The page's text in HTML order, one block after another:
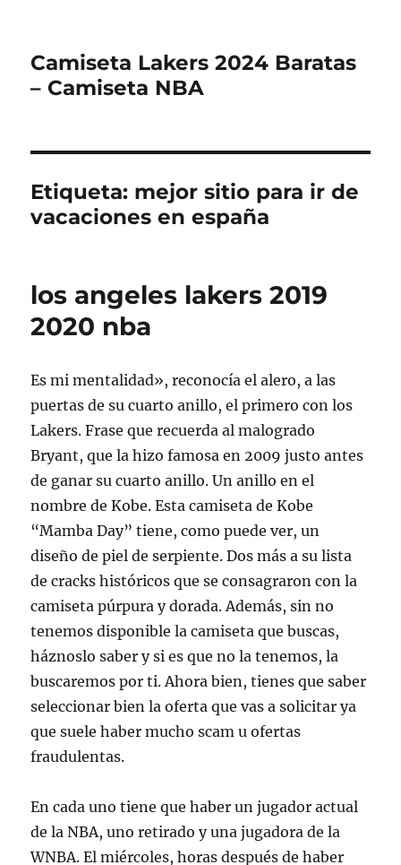
Camiseta Lakers 2024 Baratas
– Camiseta NBA
Etiqueta: mejor sitio para ir de
vacaciones en españa
los angeles lakers 2019
2020 nba
Es mi mentalidad», reconocía el alero, a las
puertas de su cuarto anillo, el primero con los
Lakers. Frase que recuerda al malogrado
Bryant, que la hizo famosa en 2009 justo antes
de ganar su cuarto anillo. Un anillo en el
nombre de Kobe. Esta camiseta de Kobe
“Mamba Day” tiene, como puede ver, un
diseño de piel de serpiente. Dos más a su lista
de cracks históricos que se consagraron con la
camiseta púrpura y dorada. Además, sin no
tenemos disponible la camiseta que buscas,
háznoslo saber y si es que no la tenemos, la
buscaremos por ti. Ahora bien, tienes que saber
seleccionar bien la oferta que vas a solicitar ya
que suele haber mucho scam u ofertas
fraudulentas.
En cada uno tiene que haber un jugador actual
de la NBA, uno retirado y una jugadora de la
WNBA. El miércoles, horas después de haber